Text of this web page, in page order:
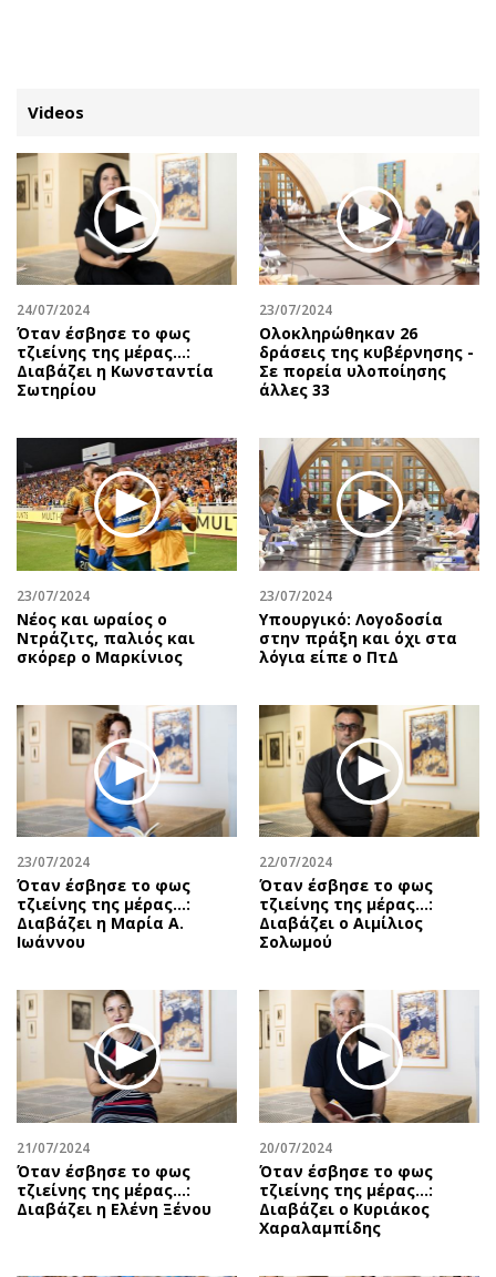
ΚΑΤΗΓΟΡΙΕΣ ΣΥΝΔΕΣΗ
Παιδεία
Υγεία
Πολιτική
Βουλευτικές 2026
Εκλογές 2024
Δημοσκοπήσεις
Διπλωματία
Αθλητισμός
Κύπρος
Διεθνή
Κληρώσεις Allwyn
Οικονομία
Real Estate
Επιχειρήσεις
Αγορές
Money Review
AstroBank Properties
Trends
Ενέργεια
Περιβάλλον
Ελλάδα
Παράξενα
Πολιτισμός
Σινεμά
Θέατρο-Χορός
Μουσική
Απόψεις
Αρθρογραφία
The Hill
Υγεία
Αγγελίες
Ενοικιάζονται
Ζητούν εργασία
Θέσεις εργασίας
Geek
Νέα
Social
Αυτοκίνηση
Πολιτική
Οικονομία
Γενικά
Αναδρομές
Πρόσωπα
Περιβάλλον
Good Life
Γυναίκα
Ταξίδια
Συνταγές
Έξοδος
Media
Εκπομπές
Wine routes
Podcasts
Uncut
Videos
24/07/2024
Όταν έσβησε το φως
τζιείνης της μέρας…:
Διαβάζει η Κωνσταντία
Σωτηρίου
23/07/2024
Ολοκληρώθηκαν 26
δράσεις της κυβέρνησης -
Σε πορεία υλοποίησης
άλλες 33
23/07/2024
Νέος και ωραίος ο
Ντράζιτς, παλιός και
σκόρερ ο Μαρκίνιος
23/07/2024
Υπουργικό: Λογοδοσία
στην πράξη και όχι στα
λόγια είπε ο ΠτΔ
23/07/2024
Όταν έσβησε το φως
τζιείνης της μέρας…:
Διαβάζει η Μαρία Α.
Ιωάννου
22/07/2024
Όταν έσβησε το φως
τζιείνης της μέρας…:
Διαβάζει ο Αιμίλιος
Σολωμού
21/07/2024
Όταν έσβησε το φως
τζιείνης της μέρας…:
Διαβάζει η Ελένη Ξένου
20/07/2024
Όταν έσβησε το φως
τζιείνης της μέρας…:
Διαβάζει ο Κυριάκος
Χαραλαμπίδης